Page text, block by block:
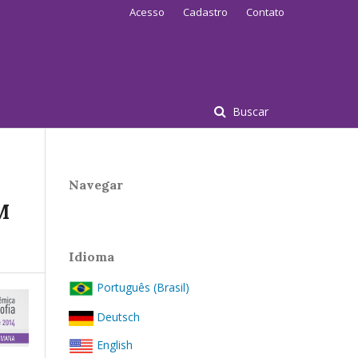
Buscar
Acesso Cadastro Contato
Navegar
Idioma
Português (Brasil)
Deutsch
English